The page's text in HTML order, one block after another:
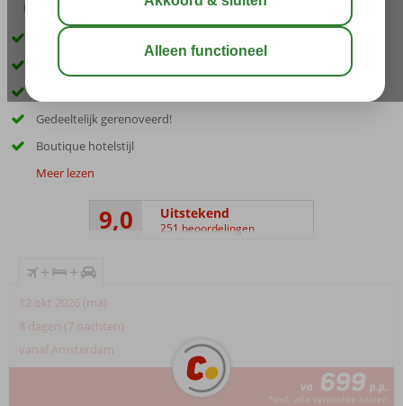
03:30
Inclusief huurauto
Op ca. 250 meter van Star Beach Waterpark
Gedeeltelijk gerenoveerd!
Boutique hotelstijl
Meer lezen
9,0 Uitstekend
251 beoordelingen
+ +
12 okt 2026 (ma)
8 dagen (7 nachten)
vanaf Amsterdam
va 699 p.p.
*incl. alle verplichte kosten